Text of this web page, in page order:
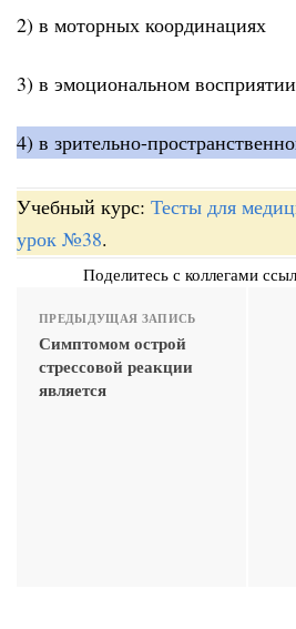
2) в моторных координациях
3) в эмоциональном восприятии
4) в зрительно-
Учебный курс: Тесты для
урок №38.
Поделитесь с коллегами
ПРЕДЫДУЩАЯ ЗАПИСЬ
Симптомом острой
стрессовой реакции
является